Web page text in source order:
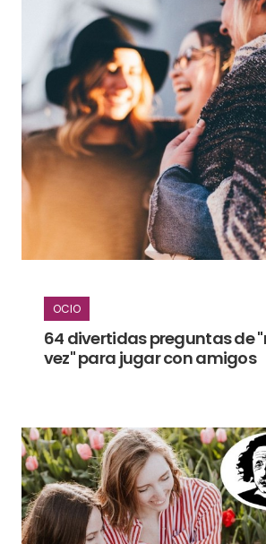
OCIO
64 divertidas preguntas de
vez" para jugar con amigos